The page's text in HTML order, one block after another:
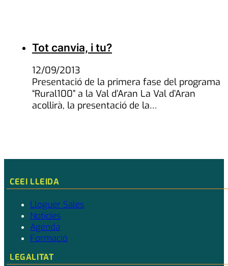
Tot canvia, i tu?
12/09/2013
Presentació de la primera fase del programa
“Rural100” a la Val d’Aran La Val d’Aran
acollirà, la presentació de la…
CEEI LLEIDA
Lloguer Sales
Notícies
Agenda
Formació
LEGALITAT